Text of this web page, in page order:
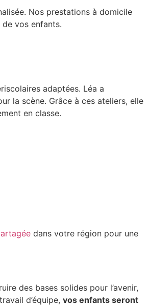
Nos prestations à domicile
vos enfants.
adaptées. Léa a
la scène. Grâce à ces ateliers, elle
en classe.
dans votre région pour une
des bases solides pour l’avenir,
d’équipe, vos enfants seront